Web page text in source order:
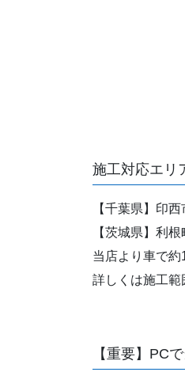
施工対応エリ
【千葉県】印
【茨城県】利
当店より車で
詳しくは施工範
【重要】PC